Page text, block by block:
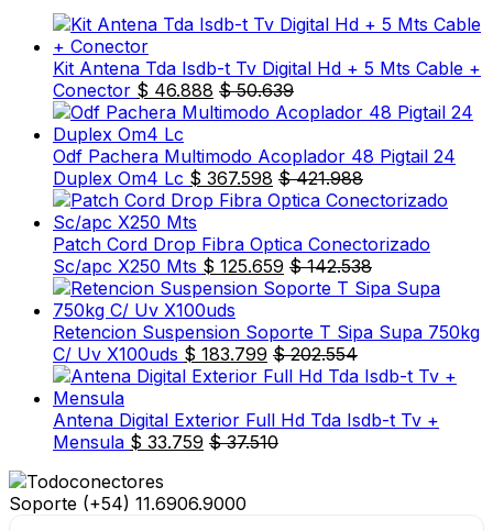
Kit Antena Tda Isdb-t Tv Digital Hd + 5 Mts Cable +
Conector $ 46.888 $50.639
Odf Pachera Multimodo Acoplador 48 Pigtail 24
Duplex Om4 Lc $ 367.598 $421.988
Patch Cord Drop Fibra Optica Conectorizado
Sc/apc X250 Mts $ 125.659 $142.538
Retencion Suspension Soporte T Sipa Supa 750kg
C/ Uv X100uds $ 183.799 $202.554
Antena Digital Exterior Full Hd Tda Isdb-t Tv +
Mensula $ 33.759 $37.510
Soporte (+54) 11.6906.9000